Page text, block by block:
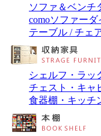
ソファ＆ベンチ
comoソファー
テーブル / チェ
シェルフ・ラッ
チェスト・キャ
食器棚・キッチ